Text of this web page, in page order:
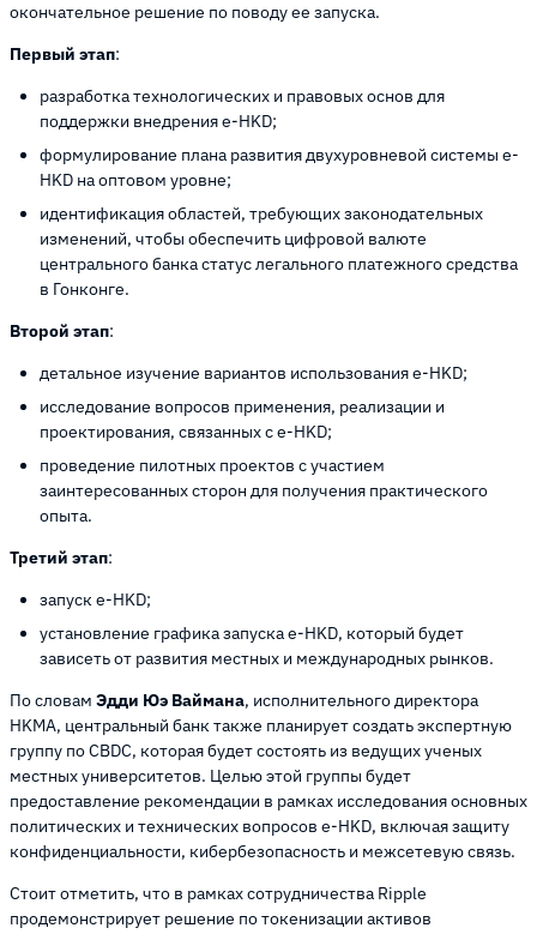
окончательное решение по поводу ее запуска.
Первый этап:
разработка технологических и правовых основ для
поддержки внедрения e-HKD;
формулирование плана развития двухуровневой системы e-
HKD на оптовом уровне;
идентификация областей, требующих законодательных
изменений, чтобы обеспечить цифровой валюте
центрального банка статус легального платежного средства
в Гонконге.
Второй этап:
детальное изучение вариантов использования e-HKD;
исследование вопросов применения, реализации и
проектирования, связанных с e-HKD;
проведение пилотных проектов с участием
заинтересованных сторон для получения практического
опыта.
Третий этап:
запуск e-HKD;
установление графика запуска e-HKD, который будет
зависеть от развития местных и международных рынков.
По словам Эдди Юэ Ваймана, исполнительного директора
HKMA, центральный банк также планирует создать экспертную
группу по CBDC, которая будет состоять из ведущих ученых
местных университетов. Целью этой группы будет
предоставление рекомендации в рамках исследования основных
политических и технических вопросов e-HKD, включая защиту
конфиденциальности, кибербезопасность и межсетевую связь.
Стоит отметить, что в рамках сотрудничества Ripple
продемонстрирует решение по токенизации активов